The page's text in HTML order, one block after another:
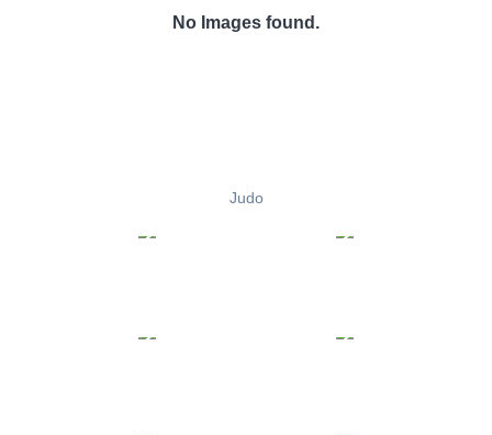
No Images found.
Judo